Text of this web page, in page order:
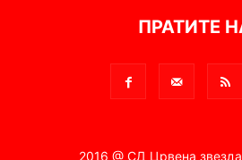
ПРАТИТЕ
2016 @ СД Црвена